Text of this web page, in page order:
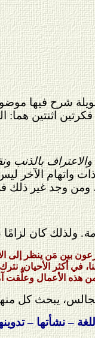
شرح فيها
اثنتين هما:
والاعتراف بالذنب
واتهام
ومن وجد غير ذلك
. ولذلك كان لزامًا
بين مَن ينظر إلى
في أكثر الأحيان،
هذه الأعمال وعلَّقت
يبحث كل
– نشأتها –